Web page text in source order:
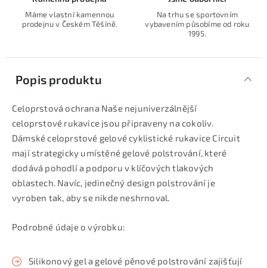
Máme vlastní kamennou
prodejnu v Českém Těšíně.
Na trhu se sportovním
vybavením působíme od roku
1995.
Popis produktu
Celoprstová ochrana Naše nejuniverzálnější
celoprstové rukavice jsou připraveny na cokoliv.
Dámské celoprstové gelové cyklistické rukavice Circuit
mají strategicky umístěné gelové polstrování, které
dodává pohodlí a podporu v klíčových tlakových
oblastech. Navíc, jedinečný design polstrování je
vyroben tak, aby se nikde neshrnoval.
Podrobné údaje o výrobku:
Silikonový gel a gelové pěnové polstrování zajišťují